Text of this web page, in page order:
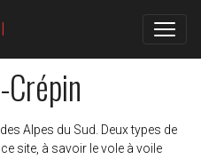
Alpes du Sud. Deux types de
site, à savoir le vole à voile